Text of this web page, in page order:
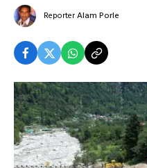
ReporterAlam Porle